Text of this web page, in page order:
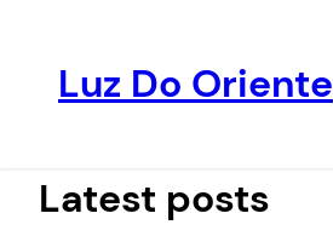
conteúdo
Luz Do Oriente
Latest posts